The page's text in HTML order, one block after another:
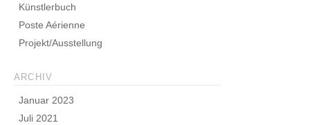
Künstlerbuch
Poste Aérienne
Projekt/Ausstellung
ARCHIV
Januar 2023
Juli 2021